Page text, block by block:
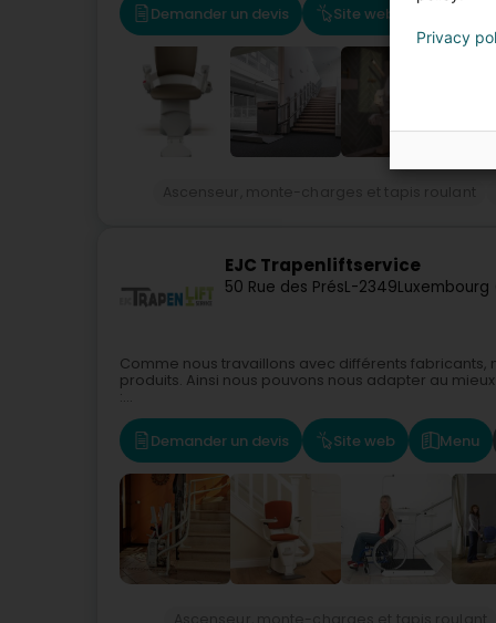
Demander un devis Site web
EJC Trapenliftservice
50 Rue des PrésL-2349
Comme nous travaillons avec différents
produits. Ainsi nous pouvons nous adapter au
:...
Demander un devis Site web Menu
Privacy